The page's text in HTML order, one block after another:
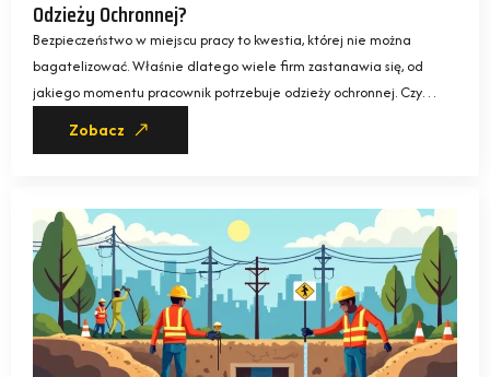
Odzieży Ochronnej?
Bezpieczeństwo w miejscu pracy to kwestia, której nie można
bagatelizować. Właśnie dlatego wiele firm zastanawia się, od
jakiego momentu pracownik potrzebuje odzieży ochronnej. Czy…
Zobacz